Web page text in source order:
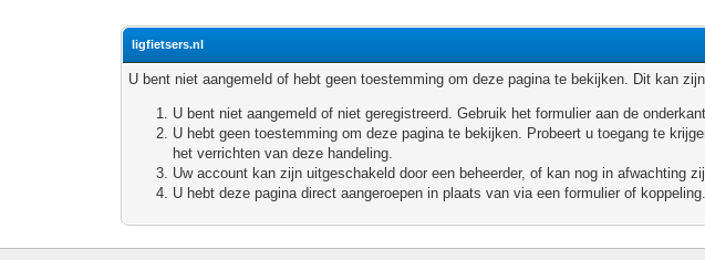
ligfietsers.nl
U bent niet aangemeld of hebt geen toestemming om deze pagina te bekijken. Dit kan
U bent niet aangemeld of niet geregistreerd. Gebruik het formulier aan de
U hebt geen toestemming om deze pagina te bekijken. Probeert u toegang te
het verrichten van deze handeling.
Uw account kan zijn uitgeschakeld door een beheerder, of kan nog in afwachting
U hebt deze pagina direct aangeroepen in plaats van via een formulier of koppeling.